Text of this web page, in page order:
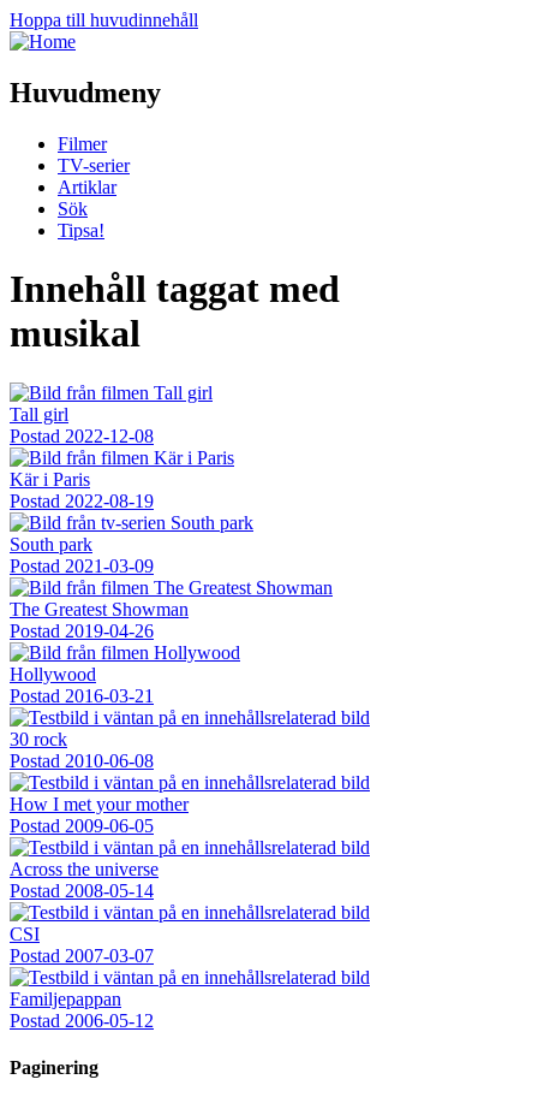
Hoppa till huvudinnehåll
Huvudmeny
Filmer
TV-serier
Artiklar
Sök
Tipsa!
Innehåll taggat med
musikal
Tall girl
Postad 2022-12-08
Kär i Paris
Postad 2022-08-19
South park
Postad 2021-03-09
The Greatest Showman
Postad 2019-04-26
Hollywood
Postad 2016-03-21
30 rock
Postad 2010-06-08
How I met your mother
Postad 2009-06-05
Across the universe
Postad 2008-05-14
CSI
Postad 2007-03-07
Familjepappan
Postad 2006-05-12
Paginering